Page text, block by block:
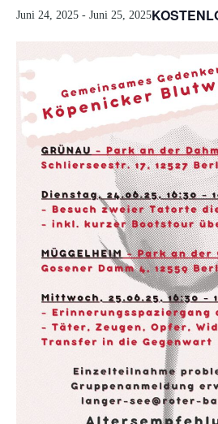
Juni 24, 2025 - Juni 25, 2025